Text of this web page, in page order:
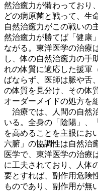
然治癒力が備わっており
どの病原菌と戦って、生
自然治癒力がこの戦いの
然治癒力が勝てば「健康
ながる。東洋医学の治療
し、体の自然治癒力の手
れの体質に適応した援軍
ばならず、医師は脈や舌
の体質を見分け、その体
オーダーメイドの処方を
治療では、人間の自然
いる。全身の「陰陽」、
を高めることを主眼にお
六腑」の協調性は自然治
医学で、東洋医学の治療
に工夫されており、人体
要とすれば、副作用危険
ものであり、副作用が無